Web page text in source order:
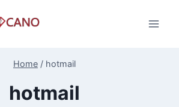
Home / hotmail
hotmail